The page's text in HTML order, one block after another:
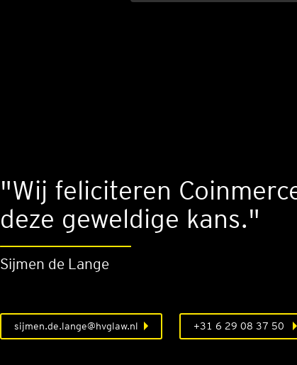
"Wij feliciteren
deze geweldige kans."
Sijmen de Lange
sijmen.de.lange@hvglaw.nl +31 6 29 08 37 50